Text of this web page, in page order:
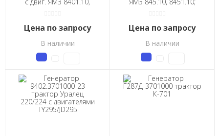
8401.10-14
Цена по запросу
В наличии
Цена по запросу
В наличии